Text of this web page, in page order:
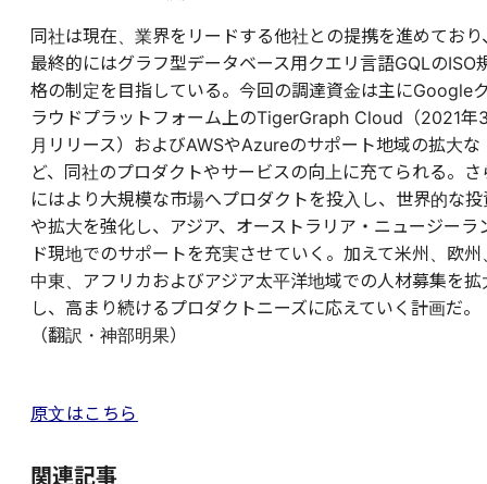
同社は現在、業界をリードする他社との提携を進めており
最終的にはグラフ型データベース用クエリ言語GQLのISO
格の制定を目指している。今回の調達資金は主にGoogle
ラウドプラットフォーム上のTigerGraph Cloud（2021年
月リリース）およびAWSやAzureのサポート地域の拡大な
ど、同社のプロダクトやサービスの向上に充てられる。さ
にはより大規模な市場へプロダクトを投入し、世界的な投
や拡大を強化し、アジア、オーストラリア・ニュージーラ
ド現地でのサポートを充実させていく。加えて米州、欧州
中東、アフリカおよびアジア太平洋地域での人材募集を拡
し、高まり続けるプロダクトニーズに応えていく計画だ。
（翻訳・神部明果）
原文はこちら
関連記事